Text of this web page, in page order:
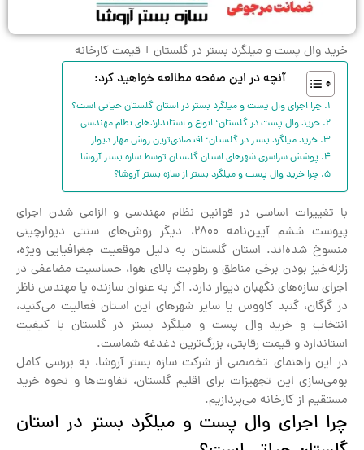
خرید وال پست و میلگرد بستر در گلستان + قیمت کارخانه
آنچه در این صفحه مطالعه خواهید کرد:
چرا اجرای وال پست و میلگرد بستر در استان گلستان حیاتی است؟
خرید وال پست در گلستان؛ انواع و استانداردهای نظام مهندسی
خرید میلگرد بستر در گلستان؛ اقتصادی‌ترین روش مهار دیوار
پوشش سراسری شهرهای استان گلستان توسط سازه بستر آروشا
چرا خرید وال پست و میلگرد بستر از سازه بستر آروشا؟
با تغییرات اساسی در قوانین نظام مهندسی و الزامی شدن اجرای
پیوست ششم آیین‌نامه ۲۸۰۰، دیگر روش‌های سنتی دیوارچینی
منسوخ شده‌اند. استان گلستان به دلیل موقعیت جغرافیایی ویژه،
زلزله‌خیز بودن برخی مناطق و رطوبت بالای هوا، حساسیت مضاعفی در
اجرای سازه‌های نگهبان دیوار دارد. اگر به عنوان سازنده یا مهندس ناظر
در گرگان، گنبد کاووس یا سایر شهرهای این استان فعالیت می‌کنید،
انتخاب و خرید وال پست و میلگرد بستر در گلستان با کیفیت
استاندارد و قیمت رقابتی، بزرگ‌ترین دغدغه شماست.
در این راهنمای تخصصی از شرکت سازه بستر آروشا، به بررسی کامل
بومی‌سازی این تجهیزات برای اقلیم گلستان، تفاوت‌ها و نحوه خرید
مستقیم از کارخانه می‌پردازیم.
چرا اجرای وال پست و میلگرد بستر در استان